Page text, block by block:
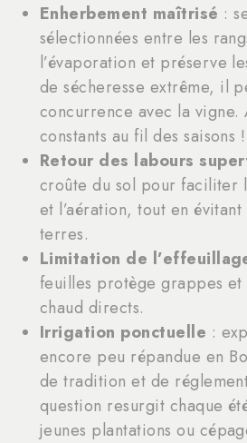
Enherbement maîtrisé :
sélectionnées entre les
l’évaporation et préserve
de sécheresse extrême, il
concurrence avec la vigne.
constants au fil des saisons !
Retour des labours
croûte du sol pour faciliter
et l’aération, tout en
terres.
Limitation de
feuilles protège grappes
chaud directs.
Irrigation ponctuelle :
encore peu répandue en
de tradition et de
question resurgit chaque
jeunes plantations ou